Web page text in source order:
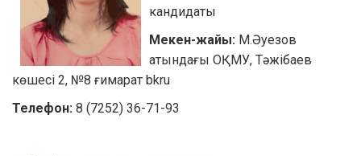
кандидаты
Мекен-жайы: М.Әуезов
атындағы ОҚМУ, Тәжібаев
көшесі 2, №8 ғимарат bkru
Телефон: 8 (7252) 36-71-93